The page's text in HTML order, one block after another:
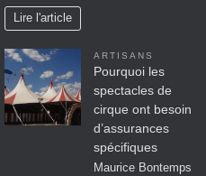
Lire l'article
ARTISANS
Pourquoi les
spectacles de
cirque ont besoin
d’assurances
spécifiques
Maurice Bontemps